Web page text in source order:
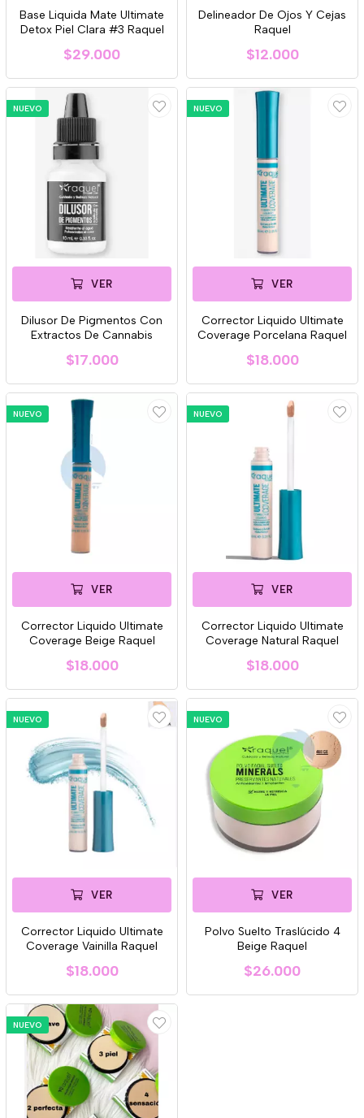
Base Liquida Mate Ultimate
Detox Piel Clara #3 Raquel
$29.000
Delineador De Ojos Y Cejas
Raquel
$12.000
NUEVO
VER
Dilusor De Pigmentos Con
Extractos De Cannabis
$17.000
NUEVO
VER
Corrector Liquido Ultimate
Coverage Porcelana Raquel
$18.000
NUEVO
VER
Corrector Liquido Ultimate
Coverage Beige Raquel
$18.000
NUEVO
VER
Corrector Liquido Ultimate
Coverage Natural Raquel
$18.000
NUEVO
VER
Corrector Liquido Ultimate
Coverage Vainilla Raquel
$18.000
NUEVO
VER
Polvo Suelto Traslúcido 4
Beige Raquel
$26.000
NUEVO